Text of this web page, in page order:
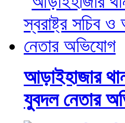
আড়াইহাজার
যুবদল নেতার